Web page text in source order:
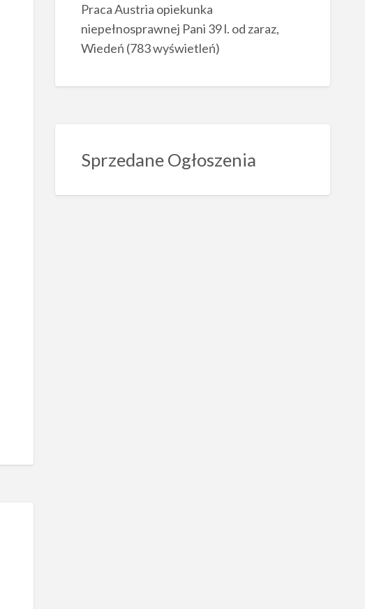
Praca Austria opiekunka
niepełnosprawnej Pani 39 l. od zaraz,
Wiedeń (783 wyświetleń)
Sprzedane Ogłoszenia